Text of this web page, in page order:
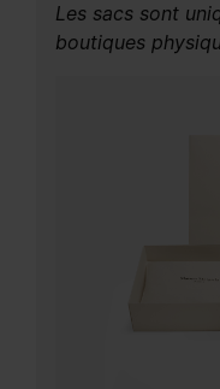
Les sacs sont
boutiques